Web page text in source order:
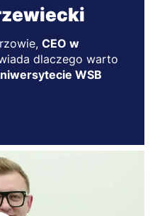
CEO w
dlaczego warto
WSB